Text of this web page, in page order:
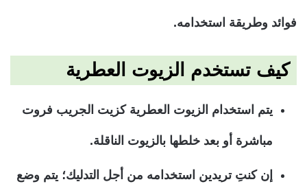
فوائد وطريقة استخدامه.
كيف تستخدم الزيوت العطرية
يتم استخدام الزيوت العطرية كزيت الجريب فروت
مباشرة أو بعد خلطها بالزيوت الناقلة.
إن كنتِ تريدين استخدامه من أجل التدليك؛ يتم وضع